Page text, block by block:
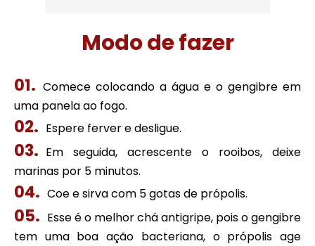
Modo de fazer
Comece colocando a água e o gengibre em
uma panela ao fogo.
Espere ferver e desligue.
Em seguida, acrescente o rooibos, deixe
marinas por 5 minutos.
Coe e sirva com 5 gotas de própolis.
Esse é o melhor chá antigripe, pois o gengibre
tem uma boa ação bacteriana, o própolis age